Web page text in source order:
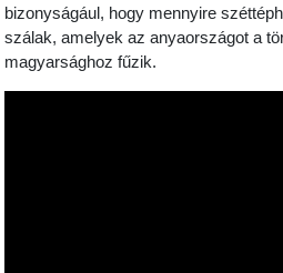
bizonyságául, hogy mennyire
szálak, amelyek az anyaországot a
magyarsághoz fűzik.